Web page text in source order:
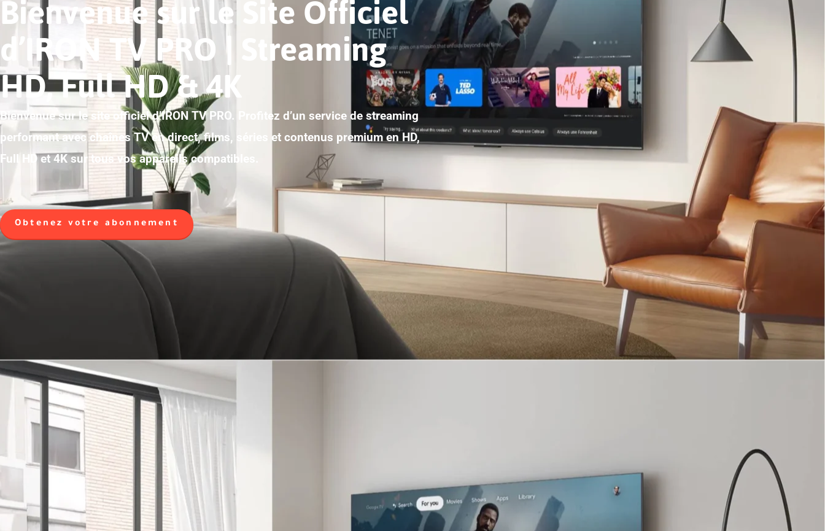
d’IRON TV PRO | Streaming
HD, Full HD & 4K
Bienvenue sur le site officiel d’IRON TV PRO. Profitez d’un service de streaming
performant avec chaînes TV en direct, films, séries et contenus premium en HD,
Full HD et 4K sur tous vos appareils compatibles.
Obtenez votre abonnement